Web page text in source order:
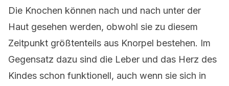
Die Knochen können nach und nach unter der
Haut gesehen werden, obwohl sie zu diesem
Zeitpunkt größtenteils aus Knorpel bestehen. Im
Gegensatz dazu sind die Leber und das Herz des
Kindes schon funktionell, auch wenn sie sich in